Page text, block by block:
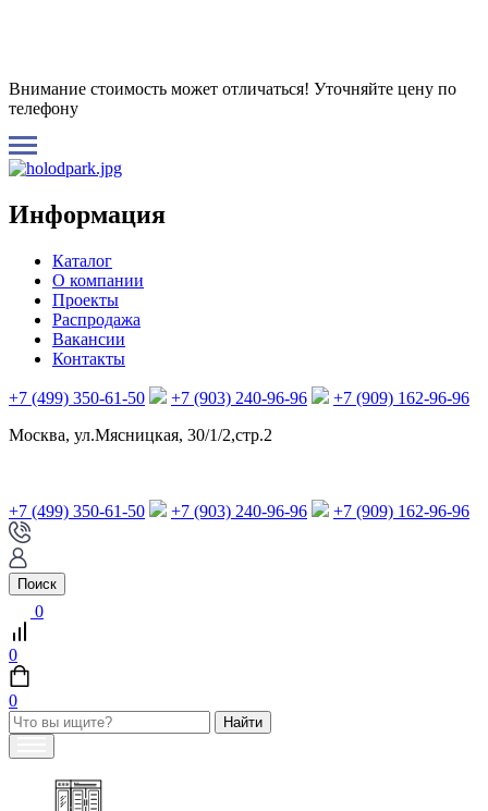
Внимание стоимость может отличаться! Уточняйте цену по
телефону
Информация
Каталог
О компании
Проекты
Распродажа
Вакансии
Контакты
+7 (499) 350-61-50 +7 (903) 240-96-96
+7 (909) 162-96-96
Москва, ул.Мясницкая, 30/1/2,стр.2
+7 (499) 350-61-50 +7 (903) 240-96-96 +7 (909) 162-96-96
Поиск
0
0
0